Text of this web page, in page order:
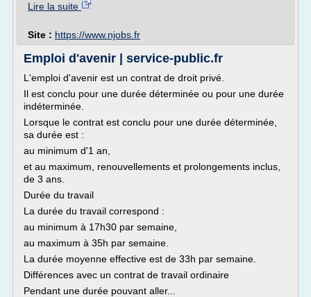
Lire la suite
Site : https://www.njobs.fr
Emploi d'avenir | service-public.fr
L'emploi d'avenir est un contrat de droit privé.
Il est conclu pour une durée déterminée ou pour une durée
indéterminée.
Lorsque le contrat est conclu pour une durée déterminée,
sa durée est :
au minimum d'1 an,
et au maximum, renouvellements et prolongements inclus,
de 3 ans.
Durée du travail
La durée du travail correspond :
au minimum à 17h30 par semaine,
au maximum à 35h par semaine.
La durée moyenne effective est de 33h par semaine.
Différences avec un contrat de travail ordinaire
Pendant une durée pouvant aller...